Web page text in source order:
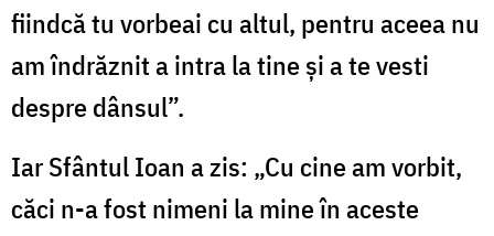
fiindcă tu vorbeai cu altul, pentru aceea nu
am îndrăznit a intra la tine și a te vesti
despre dânsul”.
Iar Sfântul Ioan a zis: „Cu cine am vorbit,
căci n-a fost nimeni la mine în aceste